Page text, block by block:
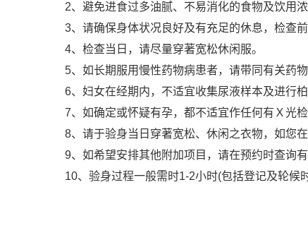
2、避免进食过多油腻、不易消化的食物及饮用
3、请确保身体状况良好及有充足的休息，检查前
4、检查当日，请尽量穿著宽松休闲服。
5、如长期服用慢性药物病患者，请带同有关药
6、妇女在经期内，不适宜收集尿液样本及进行
7、如确定或怀疑有孕，都不适宜作任何有Ｘ光检
8、请于验身当日穿著宽松、休闲之衣物，如您
9、如希望安排其他附加项目，请在预约时查询有
10、验身过程一般需时1-2小时(包括登记及轮候